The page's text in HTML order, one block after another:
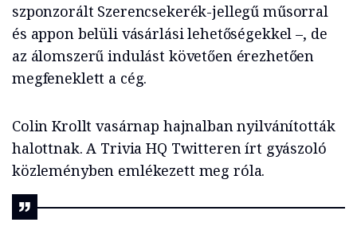
szponzorált Szerencsekerék-jellegű műsorral
és appon belüli vásárlási lehetőségekkel –, de
az álomszerű indulást követően érezhetően
megfeneklett a cég.
Colin Krollt vasárnap hajnalban nyilvánították
halottnak. A Trivia HQ Twitteren írt gyászoló
közleményben emlékezett meg róla.